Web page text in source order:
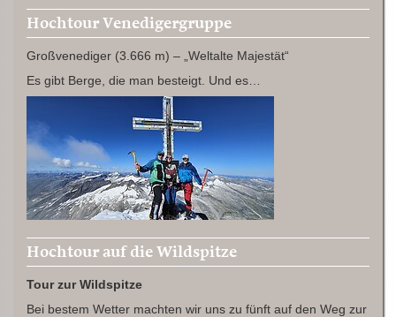
Hochtour Venedigergruppe
Großvenediger (3.666 m) – „Weltalte Majestät“
Es gibt Berge, die man besteigt. Und es…
Hochtour auf die Wildspitze
Tour zur Wildspitze
Bei bestem Wetter machten wir uns zu fünft auf den Weg zur